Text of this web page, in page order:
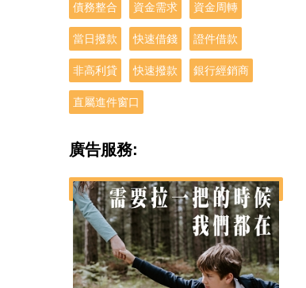
債務整合 資金需求 資金周轉
當日撥款 快速借錢 證件借款
非高利貸 快速撥款 銀行經銷商
直屬進件窗口
廣告服務: